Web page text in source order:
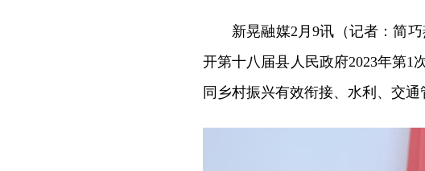
新晃融媒2月9讯（记者：简
开第十八届县人民政府2023年第1
同乡村振兴有效衔接、水利、交通